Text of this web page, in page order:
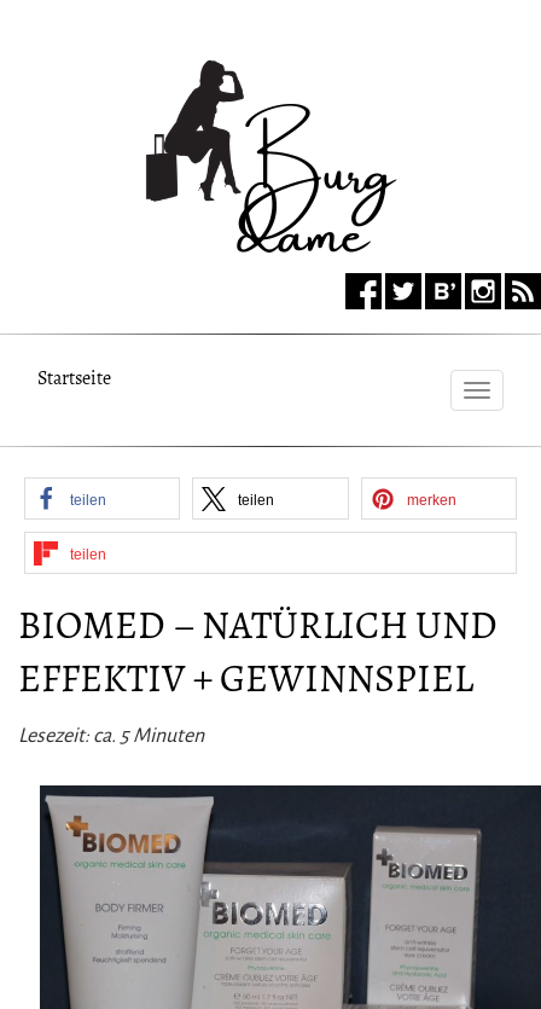
Toggle
Startseite
teilen teilen merken
teilen
BIOMED – NATÜRLICH UND
EFFEKTIV + GEWINNSPIEL
Lesezeit: ca. 5 Minuten